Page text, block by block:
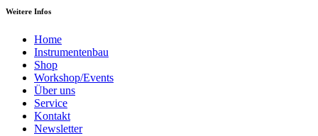
Weitere Infos
Home
Instrumentenbau
Shop
Workshop/Events
Über uns
Service
Kontakt
Newsletter